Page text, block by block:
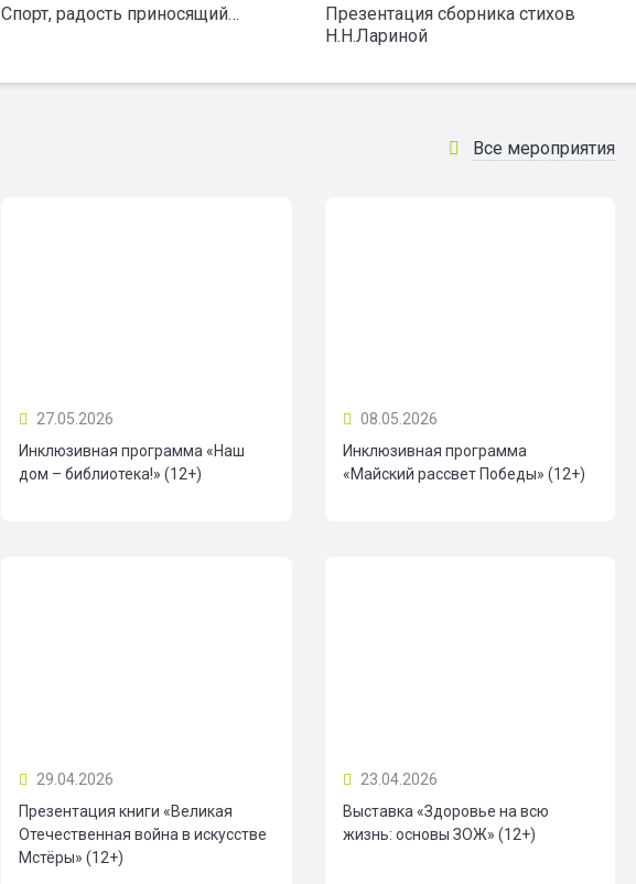
Спорт, радость приносящий…
Презентация сборника стихов
Н.Н.Лариной
Все мероприятия
27.05.2026
Инклюзивная программа «Наш
дом – библиотека!» (12+)
08.05.2026
Инклюзивная программа
«Майский рассвет Победы» (12+)
29.04.2026
Презентация книги «Великая
Отечественная война в искусстве
Мстёры» (12+)
23.04.2026
Выставка «Здоровье на всю
жизнь: основы ЗОЖ» (12+)